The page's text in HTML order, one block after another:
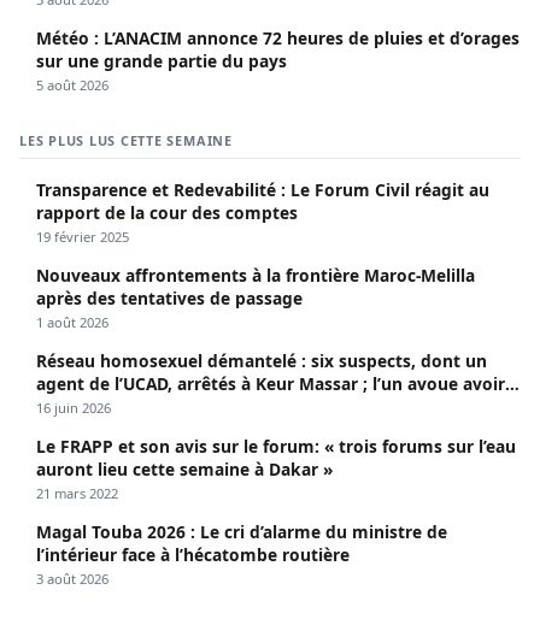
Météo : L’ANACIM annonce 72 heures de pluies et d’orages
sur une grande partie du pays
5 août 2026
LES PLUS LUS CETTE SEMAINE
Transparence et Redevabilité : Le Forum Civil réagit au
rapport de la cour des comptes
19 février 2025
Nouveaux affrontements à la frontière Maroc-Melilla
après des tentatives de passage
1 août 2026
Réseau homosexuel démantelé : six suspects, dont un
agent de l’UCAD, arrêtés à Keur Massar ; l’un avoue avoir
propagé le VIH depuis 2018
16 juin 2026
Le FRAPP et son avis sur le forum: « trois forums sur l’eau
auront lieu cette semaine à Dakar »
21 mars 2022
Magal Touba 2026 : Le cri d’alarme du ministre de
l’intérieur face à l’hécatombe routière
3 août 2026